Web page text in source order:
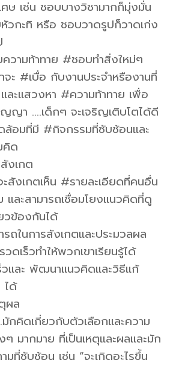
ษ เช่น ชอบบางวิชามากก็มุ่งมั่น
วกะทิ หรือ ชอบวาดรูปก็วาดเก่ง
วามท้าทาย #ชอบทำสิ่งใหม่ๆ
ะ #เบื่อ กับงานประจำหรืองานที่
และแสวงหา #ความท้าทาย เพื่อ
ญา ….เด็กๆ จะเจริญเติบโตได้ดี
ล้อมที่มี #กิจกรรมที่ซับซ้อนและ
คิด
งเกต
สังเกตเห็น #รายละเอียดที่คนอื่น
และสามารถเชื่อมโยงแนวคิดที่ดู
วข้องกันได้
รถในการสังเกตและประมวลผล
ดเร็วทำให้พวกเขาเรียนรู้ได้
วและ พัฒนาแนวคิดและวิธีแก้
ได้
ผล
กคิดเกี่ยวกับตัวเลือกและความ
ๆ มากมาย ที่เป็นเหตุและผลและมัก
มที่ซับซ้อน เช่น “จะเกิดอะไรขึ้น